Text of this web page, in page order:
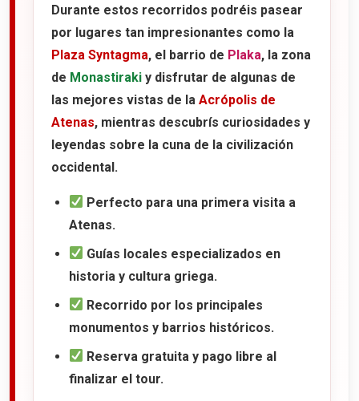
Durante estos recorridos podréis pasear
por lugares tan impresionantes como la
Plaza Syntagma, el barrio de Plaka, la zona
de Monastiraki y disfrutar de algunas de
las mejores vistas de la Acrópolis de
Atenas, mientras descubrís curiosidades y
leyendas sobre la cuna de la civilización
occidental.
Perfecto para una primera visita a
Atenas.
Guías locales especializados en
historia y cultura griega.
Recorrido por los principales
monumentos y barrios históricos.
Reserva gratuita y pago libre al
finalizar el tour.